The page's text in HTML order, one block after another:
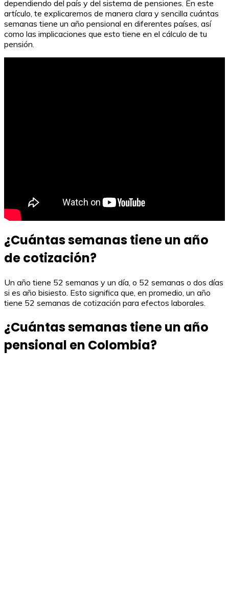
dependiendo del país y del sistema de pensiones. En este
artículo, te explicaremos de manera clara y sencilla cuántas
semanas tiene un año pensional en diferentes países, así
como las implicaciones que esto tiene en el cálculo de tu
pensión.
¿Cuántas semanas tiene un año
de cotización?
Un año tiene 52 semanas y un día, o 52 semanas o dos días
si es año bisiesto. Esto significa que, en promedio, un año
tiene 52 semanas de cotización para efectos laborales.
¿Cuántas semanas tiene un año
pensional en Colombia?